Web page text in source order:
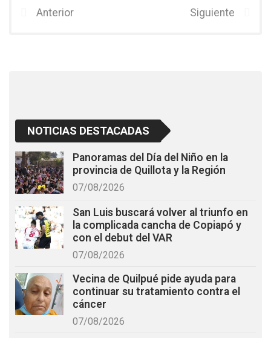
b
er
Anterior Siguiente
NOTICIAS DESTACADAS
Panoramas del Día del Niño en la
provincia de Quillota y la Región
07/08/2026
San Luis buscará volver al triunfo en
la complicada cancha de Copiapó y
con el debut del VAR
07/08/2026
Vecina de Quilpué pide ayuda para
continuar su tratamiento contra el
cáncer
07/08/2026